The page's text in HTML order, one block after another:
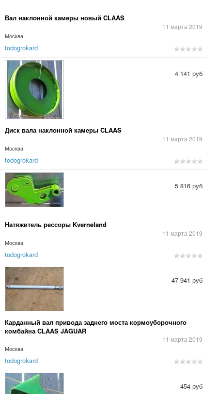
Вал наклонной камеры новый CLAAS
11 марта 2019
Москва
todogrokard
Диск вала наклонной камеры CLAAS
11 марта 2019
Москва
4 141 руб
todogrokard
Натяжитель рессоры Kverneland
11 марта 2019
Москва
5 816 руб
todogrokard
Карданный вал привода заднего моста кормоуборочного
комбайна CLAAS JAGUAR
11 марта 2019
Москва
47 941 руб
todogrokard
454 руб